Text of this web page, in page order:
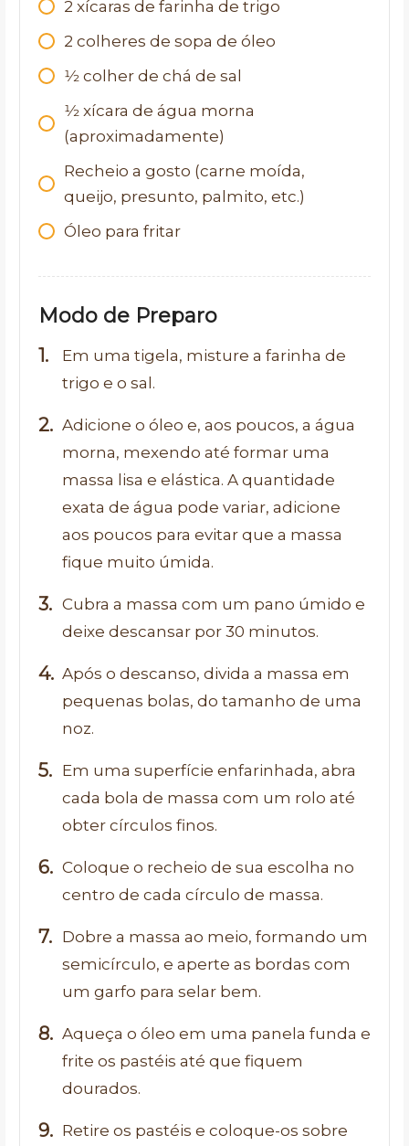
2 xícaras de farinha de trigo
2 colheres de sopa de óleo
1⁄2 colher de chá de sal
1⁄2 xícara de água morna
(aproximadamente)
Recheio a gosto (carne moída,
queijo, presunto, palmito, etc.)
Óleo para fritar
Modo de Preparo
Em uma tigela, misture a farinha de
trigo e o sal.
Adicione o óleo e, aos poucos, a água
morna, mexendo até formar uma
massa lisa e elástica. A quantidade
exata de água pode variar, adicione
aos poucos para evitar que a massa
fique muito úmida.
Cubra a massa com um pano úmido e
deixe descansar por 30 minutos.
Após o descanso, divida a massa em
pequenas bolas, do tamanho de uma
noz.
Em uma superfície enfarinhada, abra
cada bola de massa com um rolo até
obter círculos finos.
Coloque o recheio de sua escolha no
centro de cada círculo de massa.
Dobre a massa ao meio, formando um
semicírculo, e aperte as bordas com
um garfo para selar bem.
Aqueça o óleo em uma panela funda e
frite os pastéis até que fiquem
dourados.
Retire os pastéis e coloque-os sobre